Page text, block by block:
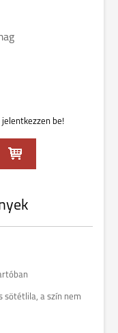
jelentkezzen be!
sötétlila, a szín nem